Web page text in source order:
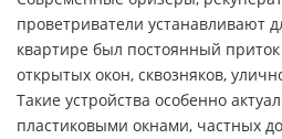
проветриватели устанавливают
квартире был постоянный приток
открытых окон, сквозняков,
Такие устройства особенно
пластиковыми окнами, частных